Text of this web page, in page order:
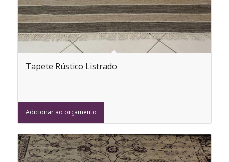
Tapete Rústico Listrado
Adicionar ao orçamento